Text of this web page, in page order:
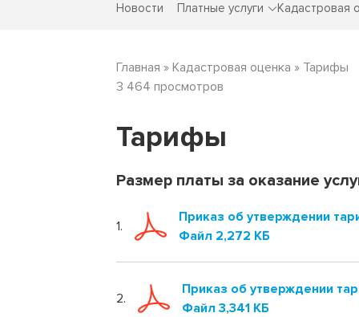
Новости Платные услуги Кадастровая
Главная » Кадастровая оценка » Тарифы
3 464 просмотров
Тарифы
Размер платы за оказание
1.
Приказ об утверждении
Файл 2,272 КБ
2.
Приказ об утверждении
Файл 3,341 КБ